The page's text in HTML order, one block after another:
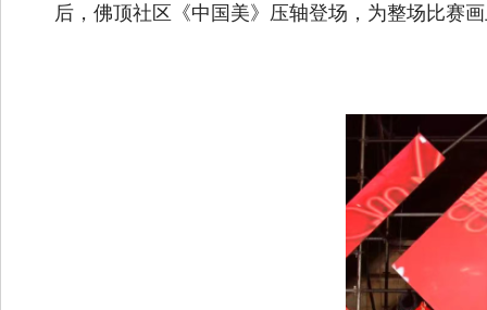
后，佛顶社区《中国美》压轴登场，为整场比赛